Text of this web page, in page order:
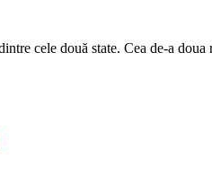
cele două state. Cea de-a